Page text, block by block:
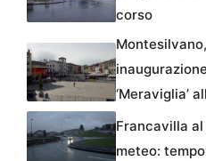
corso
Montesilvano,
‘Meraviglia’
Francavilla
meteo: